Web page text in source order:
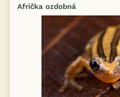
Afrička ozdobná